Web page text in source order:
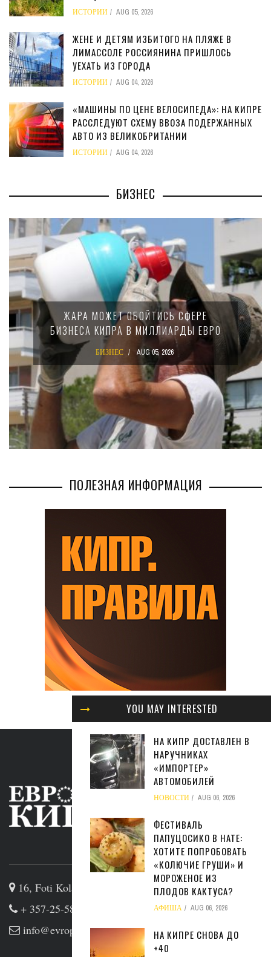
YOU MAY INTERESTED
НА КИПР ДОСТАВЛЕН В
НАРУЧНИКАХ
«ИМПОРТЕР»
АВТОМОБИЛЕЙ
НОВОСТИ AUG 06, 2026
ФЕСТИВАЛЬ
ПАПУЦОСИКО В НАТЕ:
ХОТИТЕ ПОПРОБОВАТЬ
«КОЛЮЧИЕ ГРУШИ» И
МОРОЖЕНОЕ ИЗ
ПЛОДОВ КАКТУСА?
АФИША AUG 06, 2026
НА КИПРЕ СНОВА ДО
+40
ИСТОРИИ AUG 05, 2026
ЖЕНЕ И ДЕТЯМ ИЗБИТОГО НА ПЛЯЖЕ В
ЛИМАССОЛЕ РОССИЯНИНА ПРИШЛОСЬ
УЕХАТЬ ИЗ ГОРОДА
ИСТОРИИ AUG 04, 2026
«МАШИНЫ ПО ЦЕНЕ ВЕЛОСИПЕДА»: НА КИПРЕ
РАССЛЕДУЮТ СХЕМУ ВВОЗА ПОДЕРЖАННЫХ
АВТО ИЗ ВЕЛИКОБРИТАНИИ
ИСТОРИИ AUG 04, 2026
БИЗНЕС
МИНФИН КИПРА ПЕРЕПИСАЛ ЗАКОН О
15-ПРОЦЕНТНОМ НАЛОГЕ ДЛЯ
КРУПНЫХ МЕЖДУНАРОДНЫХ
КОМПАНИЙ
БИЗНЕС AUG 02, 2026
ПОЛЕЗНАЯ ИНФОРМАЦИЯ
ABOUT US
16, Foti Kolakidi str, 3031, Limassol, Cyprus
+ 357-25-581133
info@evropakipr.com